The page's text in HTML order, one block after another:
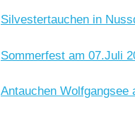
Silvestertauchen in
Sommerfest am 07.Juli
Antauchen Wolfgangsee